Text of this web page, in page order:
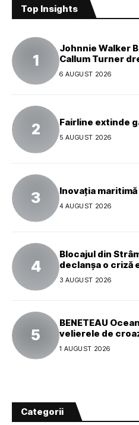
Top Insights
Johnnie Walker
Callum Turner
global al mărcii
6 AUGUST 2026
Fairline extinde
5 AUGUST 2026
Inovația maritimă
4 AUGUST 2026
Blocajul din
declanșa o criză
3 AUGUST 2026
BENETEAU
velierele de
1 AUGUST 2026
Categorii